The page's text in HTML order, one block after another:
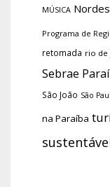
MÚSICA
Programa de
retomada rio de
Sebrae
São João São
na Paraíba